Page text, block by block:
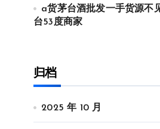
a货茅台酒批发一手货源不
台53度商家
归档
2025 年 10 月